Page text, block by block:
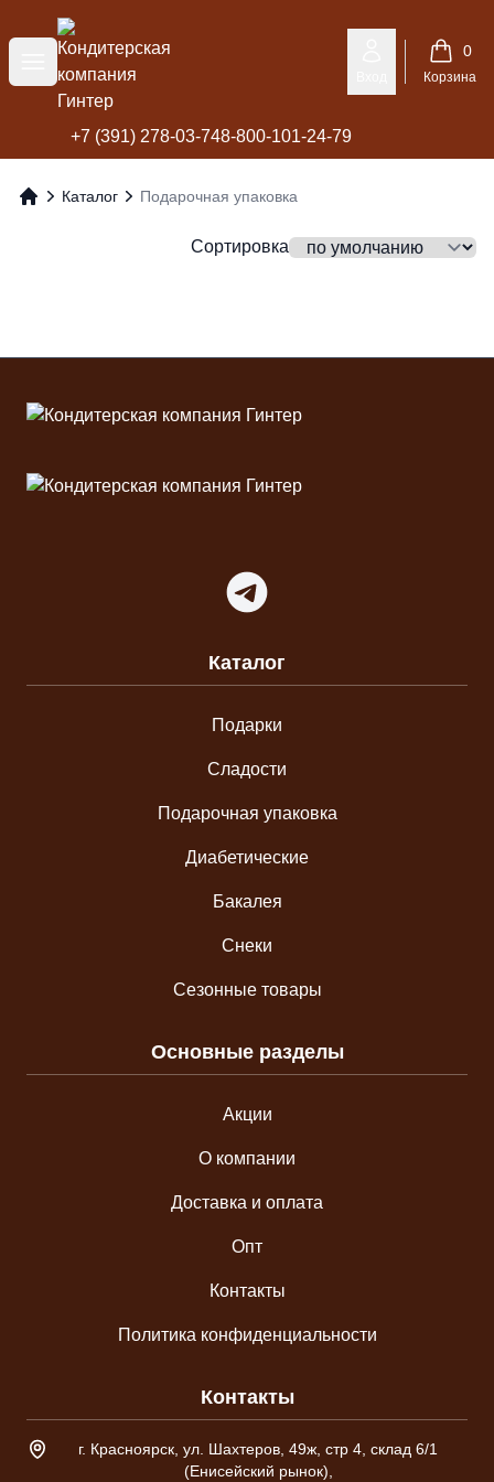
Меню
Кондитерская компания Гинтер
0
Корзина
+7 (391) 278-03-748-800-101-24-79
Каталог Подарочная упаковка
Сортировка
Telegram
Каталог
Подарки
Сладости
Подарочная упаковка
Диабетические
Бакалея
Снеки
Сезонные товары
Основные разделы
Акции
О компании
Доставка и оплата
Опт
Контакты
Политика конфиденциальности
Контакты
Адрес склада
г. Красноярск, ул. Шахтеров, 49ж, стр 4, склад 6/1
(Енисейский рынок),